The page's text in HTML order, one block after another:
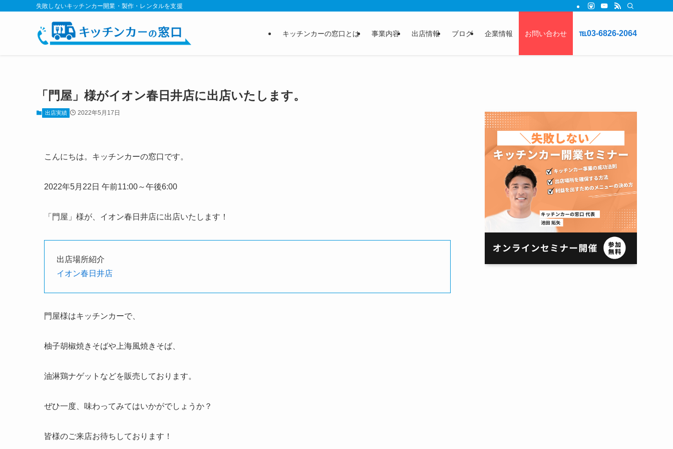
失敗しないキッチンカー開業・製作・レンタルを支援
キッチンカーの窓口とは 事業内容 出店情報 ブログ 企業情報 お問い合わせ ℡03-6826-2064
「門屋」様がイオン春日井店に出店いたします。
出店実績 2022年5月17日
こんにちは。キッチンカーの窓口です。
2022年5月22日 午前11:00～午後6:00
「門屋」様が、イオン春日井店に出店いたします！
出店場所紹介
イオン春日井店
門屋様はキッチンカーで、
柚子胡椒焼きそばや上海風焼きそば、
油淋鶏ナゲットなどを販売しております。
ぜひ一度、味わってみてはいかがでしょうか？
皆様のご来店お待ちしております！